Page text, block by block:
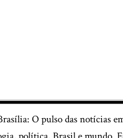
O pulso das notícias